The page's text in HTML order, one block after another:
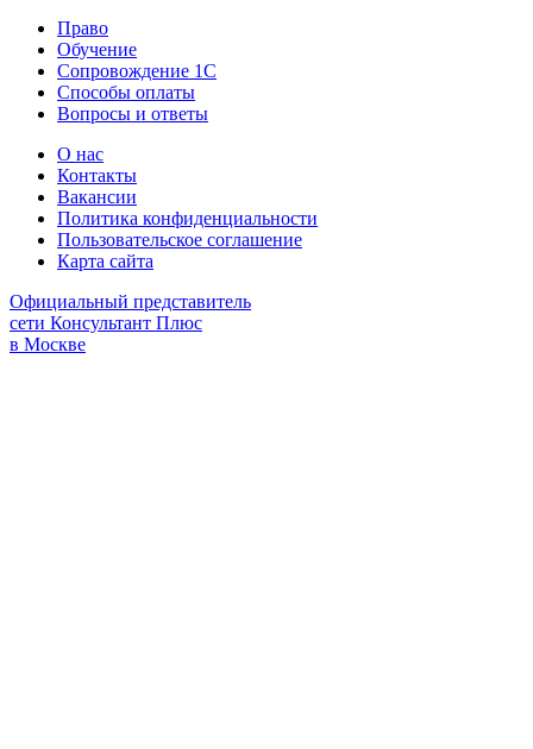
Право
Обучение
Сопровождение 1С
Способы оплаты
Вопросы и ответы
О нас
Контакты
Вакансии
Политика конфиденциальности
Пользовательское соглашение
Карта сайта
Официальный представитель
сети Консультант Плюс
в Москве